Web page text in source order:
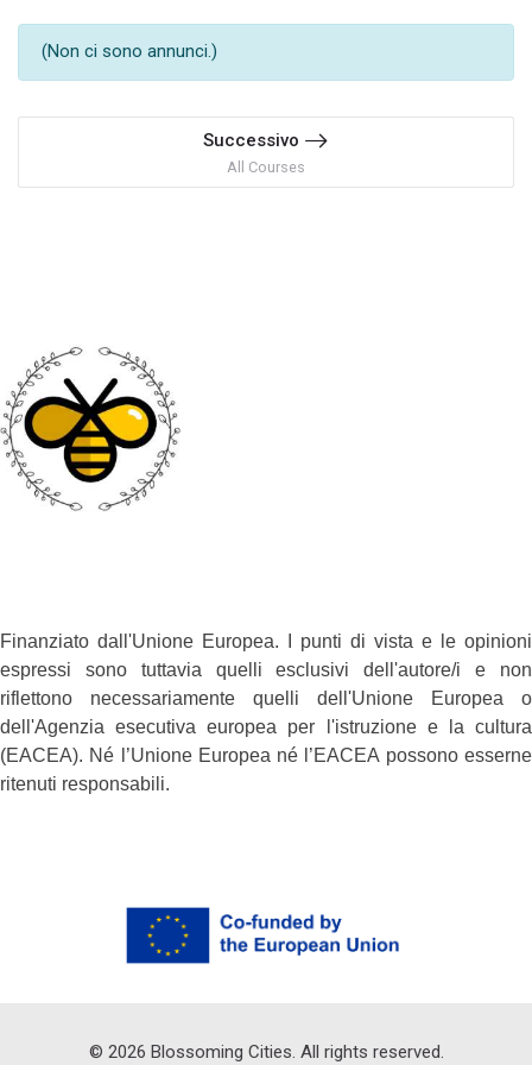
(Non ci sono annunci.)
Successivo
All Courses
Finanziato dall'Unione Europea. I punti di vista e le opinioni
espressi sono tuttavia quelli esclusivi dell'autore/i e non
riflettono necessariamente quelli dell'Unione Europea o
dell'Agenzia esecutiva europea per l'istruzione e la cultura
(EACEA). Né l’Unione Europea né l’EACEA possono esserne
ritenuti responsabili.
© 2026 Blossoming Cities. All rights reserved.